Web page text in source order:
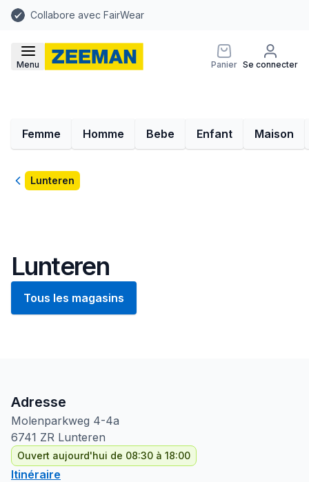
Collabore avec FairWear
Menu Panier Se connecter
Femme Homme Bebe Enfant Maison
RetourLunteren
Lunteren
Tous les magasins
Adresse
Molenparkweg 4-4a
6741 ZR Lunteren
Ouvert aujourd'hui de 08:30 à 18:00
Itinéraire